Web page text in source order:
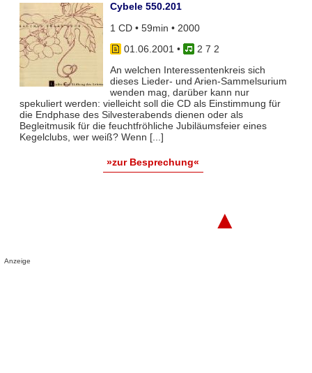
Cybele 550.201
1 CD • 59min • 2000
01.06.2001 •
2 7 2
An welchen Interessentenkreis sich
dieses Lieder- und Arien-Sammelsurium
wenden mag, darüber kann nur
spekuliert werden: vielleicht soll die CD als Einstimmung für
die Endphase des Silvesterabends dienen oder als
Begleitmusik für die feuchtfröhliche Jubiläumsfeier eines
Kegelclubs, wer weiß? Wenn [...]
»zur Besprechung«
▲
Anzeige